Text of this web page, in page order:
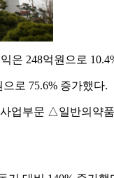
은 248억원으로
로 75.6% 증가했다.
업부문 △일반의약